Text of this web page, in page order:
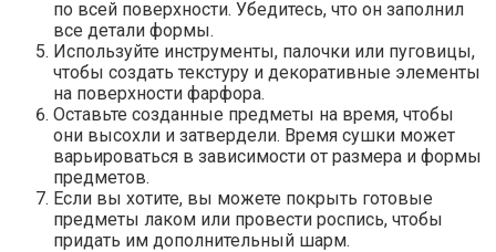
по всей поверхности. Убедитесь, что он заполнил
все детали формы.
Используйте инструменты, палочки или пуговицы,
чтобы создать текстуру и декоративные элементы
на поверхности фарфора.
Оставьте созданные предметы на время, чтобы
они высохли и затвердели. Время сушки может
варьироваться в зависимости от размера и формы
предметов.
Если вы хотите, вы можете покрыть готовые
предметы лаком или провести роспись, чтобы
придать им дополнительный шарм.